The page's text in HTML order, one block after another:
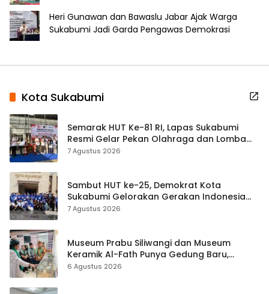
Heri Gunawan dan Bawaslu Jabar Ajak Warga
Sukabumi Jadi Garda Pengawas Demokrasi
Kota Sukabumi
Semarak HUT Ke-81 RI, Lapas Sukabumi
Resmi Gelar Pekan Olahraga dan Lomba
Tradisional
7 Agustus 2026
Sambut HUT ke-25, Demokrat Kota
Sukabumi Gelorakan Gerakan Indonesia
ASRI Lewat Aksi Bersih Masjid Agung
7 Agustus 2026
Museum Prabu Siliwangi dan Museum
Keramik Al-Fath Punya Gedung Baru,
Hampir 500 Koleksi Dipisahkan
6 Agustus 2026